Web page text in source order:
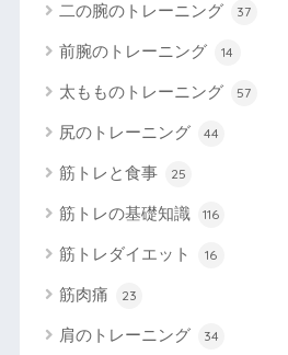
二の腕のトレーニング 37
前腕のトレーニング 14
太もものトレーニング 57
尻のトレーニング 44
筋トレと食事 25
筋トレの基礎知識 116
筋トレダイエット 16
筋肉痛 23
肩のトレーニング 34